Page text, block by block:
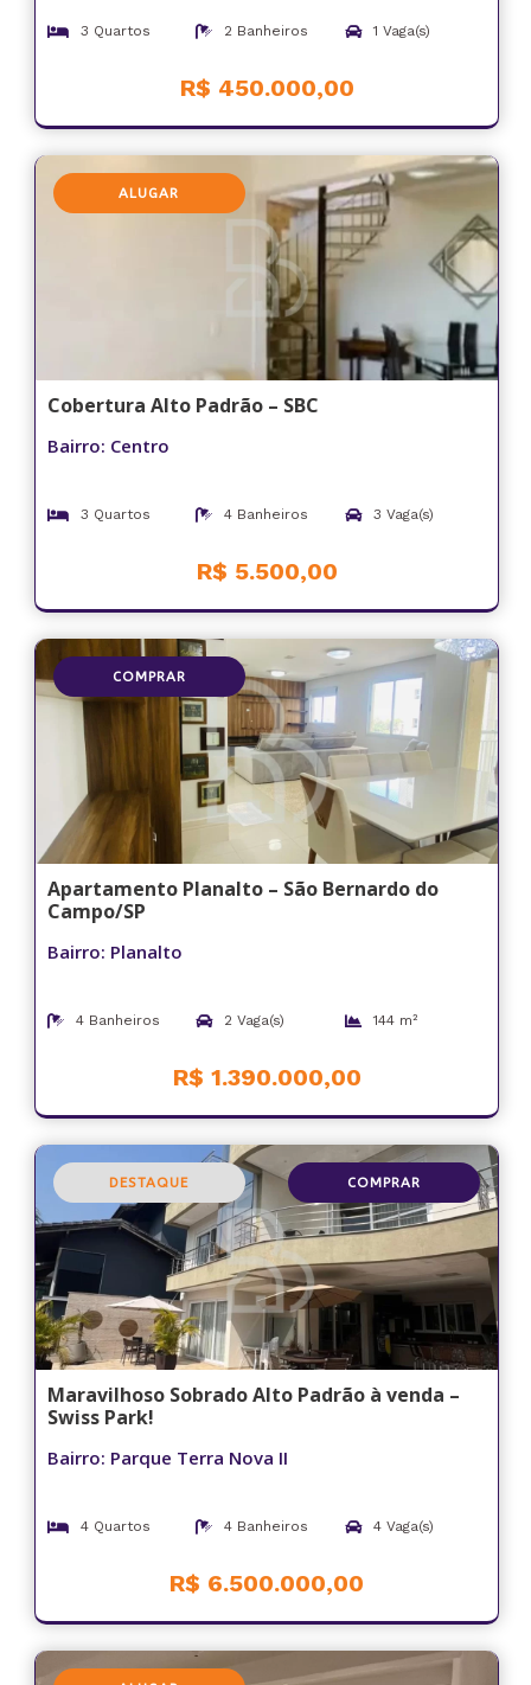
3 Quartos 2 Banheiros 1 Vaga(s)
R$ 450.000,00
ALUGAR
Cobertura Alto Padrão – SBC
Bairro: Centro
3 Quartos 4 Banheiros 3 Vaga(s)
R$ 5.500,00
COMPRAR
Apartamento Planalto – São Bernardo do
Campo/SP
Bairro: Planalto
4 Banheiros 2 Vaga(s) 144 m²
R$ 1.390.000,00
DESTAQUE COMPRAR
Maravilhoso Sobrado Alto Padrão à venda –
Swiss Park!
Bairro: Parque Terra Nova II
4 Quartos 4 Banheiros 4 Vaga(s)
R$ 6.500.000,00